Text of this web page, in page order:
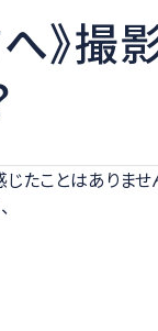
ル解析サービス
》撮
たことはありませ